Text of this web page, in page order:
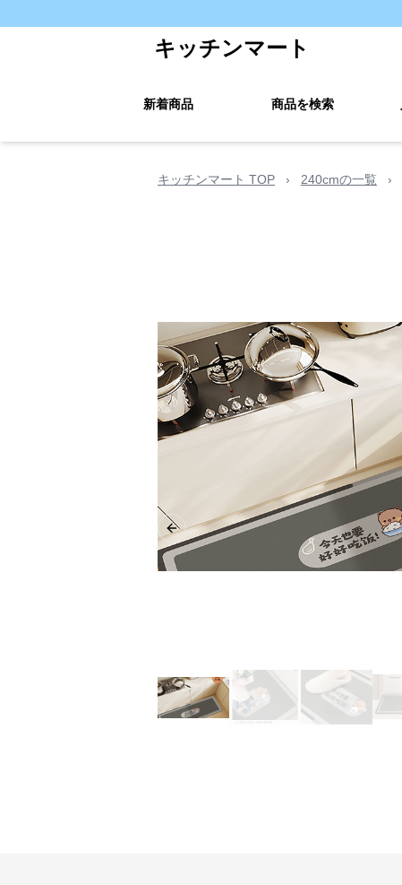
キッチンマート
新着商品 商品を検索
キッチンマート TOP › 240cmの一覧 ›
Previous slide